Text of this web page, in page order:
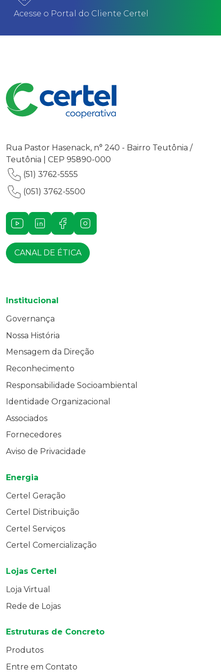
Acesse o Portal do Cliente Certel
Rua Pastor Hasenack, n° 240 - Bairro Teutônia /
Teutônia | CEP 95890-000
(51) 3762-5555
(051) 3762-5500
YoutubeLinkedInFacebookInstagram
CANAL DE ÉTICA
Institucional
Governança
Nossa História
Mensagem da Direção
Reconhecimento
Responsabilidade Socioambiental
Identidade Organizacional
Associados
Fornecedores
Aviso de Privacidade
Energia
Certel Geração
Certel Distribuição
Certel Serviços
Certel Comercialização
Lojas Certel
Loja Virtual
Rede de Lojas
Estruturas de Concreto
Produtos
Entre em Contato